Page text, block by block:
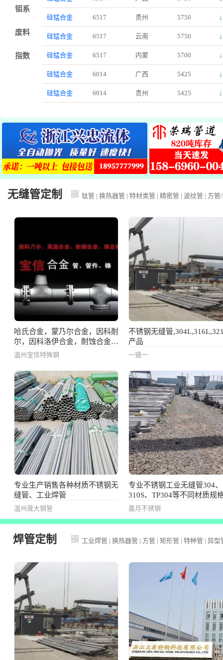
钼系
废料
指数
硅锰合金 6517 贵州 5750
硅锰合金 6517 云南 5750
硅锰合金 6517 内蒙 5700
硅锰合金 6014 广西 5425
硅锰合金 6014 贵州 5425
无缝管定制 钛管 | 换热器管 | 特材类管 | 精密管 | 波纹管 | 方管/
哈氏合金，蒙乃尔合金，因科耐
尔，因科洛伊合金，耐蚀合金，
高温合金，管，管件，锻件，
温州宝信特殊钢
不锈钢无缝管
产品
一锇一
专业生产销售各种材质不锈钢无
缝管、工业焊管
温州晟大钢管
专业不锈钢工业无缝管304、
310S、TP304等不同材质规
嘉月不锈钢
焊管定制 工业焊管 | 换热器管 | 方管 | 矩形管 | 特种管 | 异型